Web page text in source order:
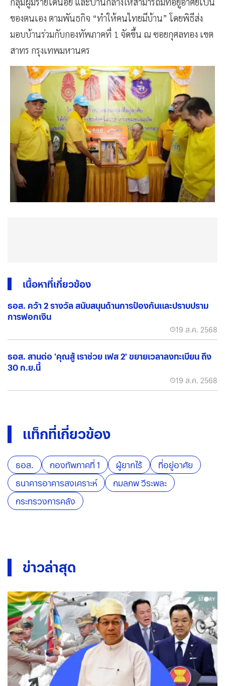
ของตนเอง ตามพันธกิจ “ทำให้คนไทยมีบ้าน” โดยพิธีส่ง
มอบบ้านร่วมกับกองทัพภาคที่ 1 จัดขึ้น ณ ซอยกุศลทอง เขต
สาทร กรุงเทพมหานคร
เนื้อหาที่เกี่ยวข้อง
ธอส. คว้า 2 รางวัล สนับสนุนด้านการป้องกันและปราบปราม
การฟอกเงิน
19 ส.ค. 2568
ธอส. สานต่อ 'คุณสู้ เราช่วย เฟส 2' ขยายเวลาลงทะเบียน ถึง
30 ก.ย.นี้
19 ส.ค. 2568
แท็กที่เกี่ยวข้อง
ธอส. กองทัพภาคที่ 1 ผู้ยากไร้
ที่อยู่อาศัย
ธนาคารอาคารสงเคราะห์
กมลภพ วีระพละ
กระทรวงการคลัง
ข่าวล่าสุด